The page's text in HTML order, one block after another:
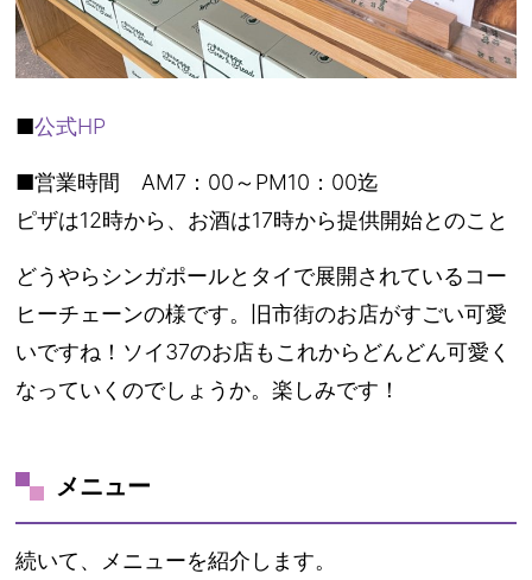
■公式HP
■営業時間 AM7：00～PM10：00迄
ピザは12時から、お酒は17時から提供開始とのこと
どうやらシンガポールとタイで展開されているコー
ヒーチェーンの様です。旧市街のお店がすごい可愛
いですね！ソイ37のお店もこれからどんどん可愛く
なっていくのでしょうか。楽しみです！
メニュー
続いて、メニューを紹介します。